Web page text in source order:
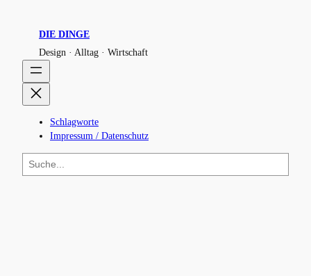
DIE DINGE
Design · Alltag · Wirtschaft
Schlagworte
Impressum / Datenschutz